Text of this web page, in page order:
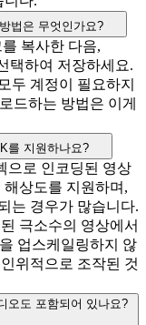
법은 무엇인가요?
복사한 다음,
택하여 저장하세요.
두 계정이 필요하지
드하는 방법은 이게
를 지원하나요?
으로 인코딩된 영상
해상도를 지원하며,
는 경우가 많습니다.
극소수의 영상에서
업스케일링하지 않
위적으로 조작된 것
오도 포함되어 있나요?